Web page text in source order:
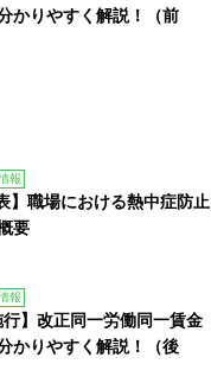
かりやすく解説！（前
報
】職場における熱中症防止
要
報
行】改正同一労働同一賃金
かりやすく解説！（後